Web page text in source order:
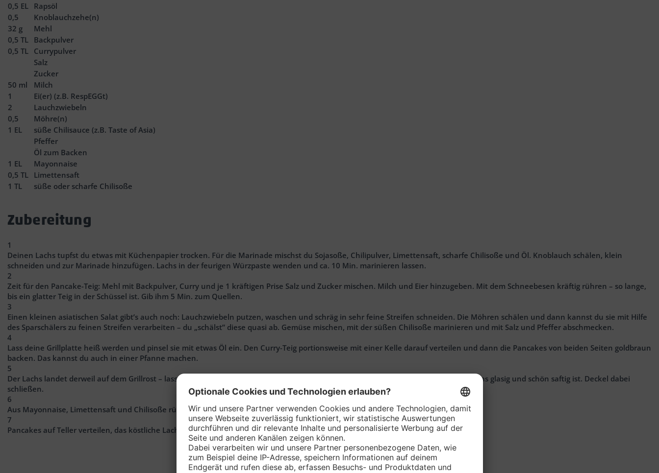
0,5 EL
Rapsöl
0,5
Knoblauchzehe(n)
32 g
Mehl
0,5 TL
Backpulver
0,5 TL
Currypulver
Salz
Zucker
50 ml
Milch
1
Ei(er) (z.B. RespEGGt)
2
Lauchzwiebeln
0,5
Möhre(n)
1 EL
süße Chilisauce (z.B. Taste of Asia)
Pfeffer
Öl zum Backen
1 EL
Mayonnaise
0,5 TL
Limettensaft
1 TL süße oder scharfe Chilisoße
Zubereitung
1
Deinen Lachs tupfst du etwas mit Küchenpapier trocken. Für die Marinade mischst du Sojasoße, Chilipulver, Limettensaft, scharfe Chilisoße und Öl. Knoblauch schälen, klein
schneiden und zur Marinade hinzufügen. Lachs in der feurigen Würzpaste wenden und ca. 10 Min. marinieren lassen.
2
Zeit für den Pancake-Teig: Mehl mit Backpulver, Curry und je 1 kräftigen Prise Salz und Zucker mischen. Milch und Eier hinzugeben. Mit dem Schneebesen kräftig rühren – so lange,
bis ein glatter Teig in der Schüssel ist. Gib ihm 5 Min. zum Quellen.
3
Einen kleinen asiatischen Salat gibt’s auch noch: Lauchzwiebeln putzen, waschen und schräg in sehr feine Streifen schneiden. Die Möhren schälen und dann kannst du sie mit Hilfe
des Sparschälers zu feinen Streifen verarbeiten – du „schälst” diese quasi ab. Gemüse mischen, mit der süßen Chilisoße marinieren und mit Salz und Pfeffer abschmecken.
4
Lass deine Grillplatte heiß werden und pinsel sie mit etwas Öl ein. Den Curry-Teig portionsweise mit einer Kelle darauf verteilen und dann die Pancakes von beiden Seiten goldbraun
backen. Das kannst du auch in einer Pfanne machen.
5
Der Lachs landet derweil auf dem Grillrost – lass ihn bei mittlerer Hitze ca. 6 Min. garen, bis er außen leicht kross und innen noch etwas glasig und schön saftig ist. Deckel dabei
schließen.
6
Aus Mayonnaise, Limettensaft und Chilisoße rührst du noch einen schnellen Dip an. Mit Salz, Pfeffer und Zucker abschmecken.
7
Pancakes auf Teller verteilen, das köstliche Lachsfilet und den knackigen Salat darauf anrichten. Ein Klecks Dip ist das Topping.